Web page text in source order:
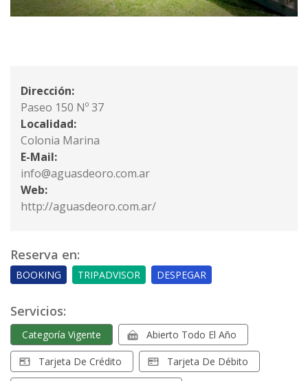
Dirección:
Paseo 150 Nº 37
Localidad:
Colonia Marina
E-Mail:
info@aguasdeoro.com.ar
Web:
http://aguasdeoro.com.ar/
Reserva en:
BOOKING TRIPADVISOR DESPEGAR
Servicios:
Categoría Vigente Abierto Todo El Año
Tarjeta De Crédito Tarjeta De Débito